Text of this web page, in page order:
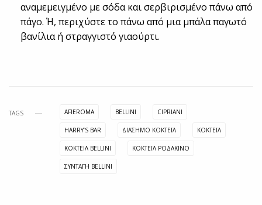
αναμεμειγμένο με σόδα και σερβιρισμένο πάνω από
πάγο. Ή, περιχύστε το πάνω από μια μπάλα παγωτό
βανίλια ή στραγγιστό γιαούρτι.
TAGS AFIEROMA BELLINI CIPRIANI
HARRY’S BAR ΔΙΑΣΗΜΟ ΚΟΚΤΕΪΛ ΚΟΚΤΈΙΛ
ΚΟΚΤΕΙΛ BELLINI ΚΟΚΤΕΪΛ ΡΟΔΑΚΙΝΟ
ΣΥΝΤΑΓΗ BELLINI